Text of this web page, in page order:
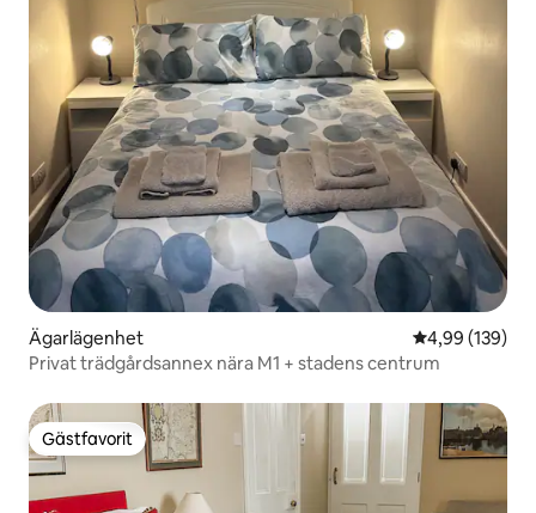
Ägarlägenhet 4,99 av 5 i
4,99 (139)
Privat trädgårdsannex nära M1 + stadens centrum
Gästfavorit
Gästfavorit